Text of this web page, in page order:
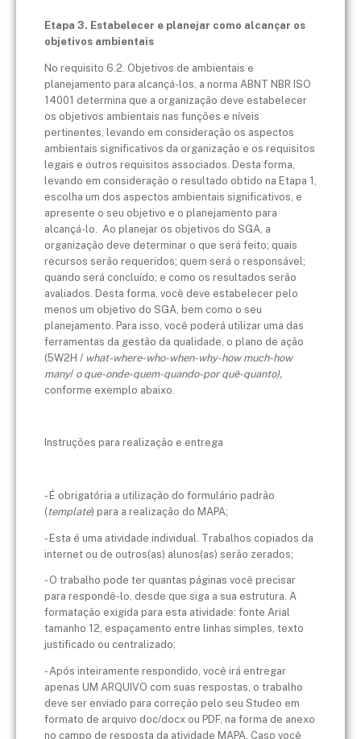
Etapa 3. Estabelecer e planejar como alcançar os
objetivos ambientais
No requisito 6.2. Objetivos de ambientais e
planejamento para alcançá-los, a norma ABNT NBR ISO
14001 determina que a organização deve estabelecer
os objetivos ambientais nas funções e níveis
pertinentes, levando em consideração os aspectos
ambientais significativos da organização e os requisitos
legais e outros requisitos associados. Desta forma,
levando em consideração o resultado obtido na Etapa 1,
escolha um dos aspectos ambientais significativos, e
apresente o seu objetivo e o planejamento para
alcançá-lo. Ao planejar os objetivos do SGA, a
organização deve determinar o que será feito; quais
recursos serão requeridos; quem será o responsável;
quando será concluído; e como os resultados serão
avaliados. Desta forma, você deve estabelecer pelo
menos um objetivo do SGA, bem como o seu
planejamento. Para isso, você poderá utilizar uma das
ferramentas da gestão da qualidade, o plano de ação
(5W2H / what-where-who-when-why-how much-how
many/ o que-onde-quem-quando-por quê-quanto),
conforme exemplo abaixo.
Instruções para realização e entrega
- É obrigatória a utilização do formulário padrão
(template) para a realização do MAPA;
- Esta é uma atividade individual. Trabalhos copiados da
internet ou de outros(as) alunos(as) serão zerados;
- O trabalho pode ter quantas páginas você precisar
para respondê-lo, desde que siga a sua estrutura. A
formatação exigida para esta atividade: fonte Arial
tamanho 12, espaçamento entre linhas simples, texto
justificado ou centralizado;
- Após inteiramente respondido, você irá entregar
apenas UM ARQUIVO com suas respostas, o trabalho
deve ser enviado para correção pelo seu Studeo em
formato de arquivo doc/docx ou PDF, na forma de anexo
no campo de resposta da atividade MAPA. Caso você